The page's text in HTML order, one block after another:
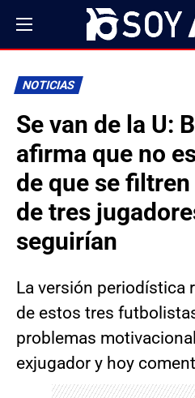
NOTICIAS
Se van de la U:
afirma que no
de que se
de tres
seguirían
La versión periodística
de estos tres
problemas
exjugador y hoy